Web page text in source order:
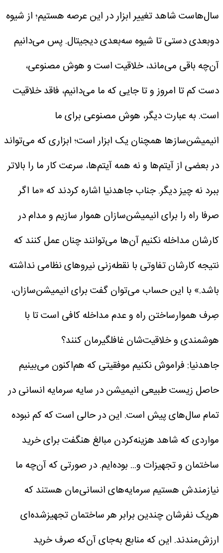
سال‌هاست شاهد تغییر ابزار در این عرصه هستیم؛ از شیوه
دوبعدی دستی تا شیوه سه‌بعدی دیجیتال. پس می‌دانیم
آن‌چه باقی می‌ماند، خلاقیت است و هوش مصنوعی،
دست کم تا امروز و تا جایی که ما می‌دانیم، فاقد خلاقیت
است. به عبارت دیگر، هوش مصنوعی برای ما
انیمیشن‌سازها همچنان یک ابزار است؛ ابزاری که می‌تواند
در بعضی از آیتم‌ها و نه همه آیتم‌ها، سرعت کار ما را بالاتر
ببرد نه چیز دیگر.جناب جاهدنیا اشاره کردند که «ما اگر
صرفا راه را برای انیمیشن‌سازان هموار سازیم و مدام در
کارشان مداخله نکنیم آن‌ها می‌توانند چنان عمل کنند که
نتیجه کارشان تفاوتی با نقطه‌زنی نیروهای نظامی نداشته
باشد.» با این حساب می‌توان گفت برای انیمیشن‌سازان،
صِرف هموارساختن راه و عدم مداخله کافی است تا با
هوشمندی و خلاقیت‌شان غافلگیرمان کنند؟
جاهدنیا: فراموش نکنیم موفقیتی که هم‌اکنون می‌بینیم
حاصل زیست طبیعی انیمیشن در سایه سرمایه انسانی در
تمام سال‌های پیش است. این در حالی است که کم نبوده
مواردی که شاهد هزینه‌کردن مبالغ هنگفت برای خرید
ساختمان و تجهیزات و... بوده‌ایم. در صورتی که آن‌چه ما
نیازمندش هستیم سرمایه‌های انسانی‌مان هستند که
هریک نفرشان چندین برابر هر ساختمان تجهیزشده‌ای
ارزش‌مندند. این که منابع به‌جای آن‌که صرف خرید